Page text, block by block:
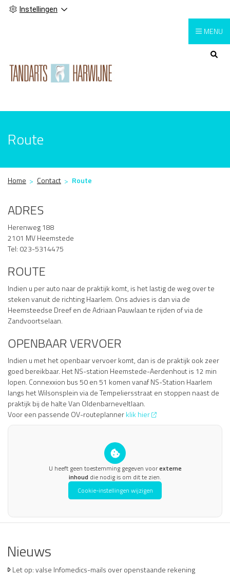
Instellingen
Hoofdmenu
MENU
Route
Home Contact Route
ADRES
Herenweg 188
2101 MV Heemstede
Tel: 023-5314475
ROUTE
Indien u per auto naar de praktijk komt, is het lastig de weg over te
steken vanuit de richting Haarlem. Ons advies is dan via de
Heemsteedse Dreef en de Adriaan Pauwlaan te rijden of via de
Zandvoortselaan.
OPENBAAR VERVOER
Indien u met het openbaar vervoer komt, dan is de praktijk ook zeer
goed bereikbaar. Het NS-station Heemstede-Aerdenhout is 12 min
lopen. Connexxion bus 50 en 51 komen vanaf NS-Station Haarlem
langs het Wilsonsplein via de Tempeliersstraat en stoppen naast de
praktijk bij de halte Van Oldenbarneveltlaan.
Voor een passende OV-routeplannerklik hier
U heeft geen toestemming gegeven voorexterne
inhoud die nodig is om dit te zien.
Cookie-instellingen wijzigen
Nieuws
Let op: valse Infomedics-mails over openstaande rekening